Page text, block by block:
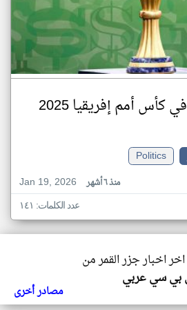
كأس أمم إفريقيا 2025
Politics
Jan 19, 2026
منذ ٦ أشهر
عدد الكلمات: ١٤١
اخر اخبار جزر القمر من
بي سي عربي
مصادر أخرى